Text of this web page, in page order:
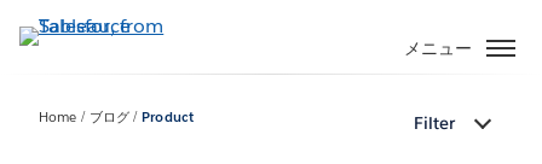
イ
メニュー
Home ブログ Product Filter